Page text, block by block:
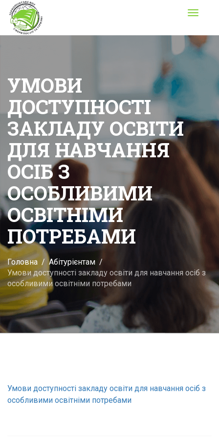
Toggle
УМОВИ
ДОСТУПНОСТІ
ЗАКЛАДУ ОСВІТИ
ДЛЯ НАВЧАННЯ
ОСІБ З
ОСОБЛИВИМИ
ОСВІТНІМИ
ПОТРЕБАМИ
Головна
Абітурієнтам
Умови доступності закладу освіти для навчання осіб з
особливими освітніми потребами
Умови доступності закладу освіти для навчання осіб з
особливими освітніми потребами